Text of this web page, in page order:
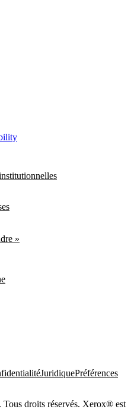
»
JuridiquePréférences
droits réservés. Xerox® est